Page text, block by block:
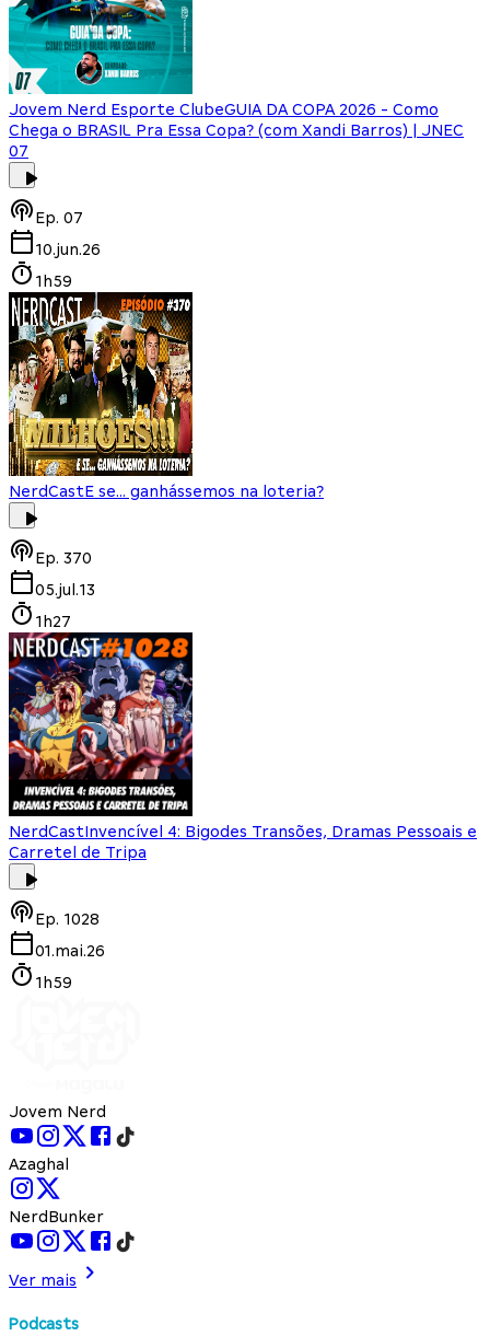
Jovem Nerd Esporte ClubeGUIA DA COPA 2026 - Como
Chega o BRASIL Pra Essa Copa? (com Xandi Barros) | JNEC
07
Ep. 07
10.jun.26
1h59
NerdCastE se... ganhássemos na loteria?
Ep. 370
05.jul.13
1h27
NerdCastInvencível 4: Bigodes Transões, Dramas Pessoais e
Carretel de Tripa
Ep. 1028
01.mai.26
1h59
Jovem Nerd
Azaghal
NerdBunker
Ver mais
Podcasts